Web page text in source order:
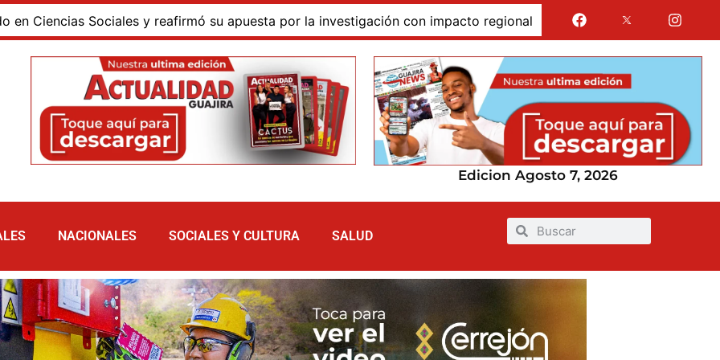
Sociales y reafirmó su apuesta por la investigación con impacto regional Jairo Aguilar cuestionó que se
Edicion Agosto 7, 2026
NACIONALES SOCIALES Y CULTURA SALUD